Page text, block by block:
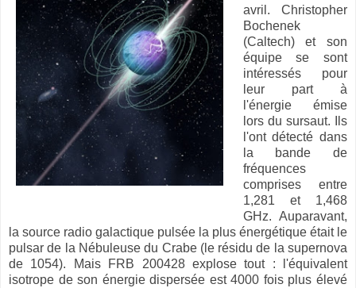
avril. Christopher
Bochenek
(Caltech) et son
équipe se sont
intéressés pour
leur part à
l'énergie émise
lors du sursaut. Ils
l'ont détecté dans
la bande de
fréquences
comprises entre
1,281 et 1,468
GHz. Auparavant,
la source radio galactique pulsée la plus énergétique était le
pulsar de la Nébuleuse du Crabe (le résidu de la supernova
de 1054). Mais FRB 200428 explose tout : l'équivalent
isotrope de son énergie dispersée est 4000 fois plus élevé